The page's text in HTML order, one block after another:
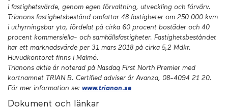
i fastighetsvärde, genom egen förvaltning, utveckling och förvärv.
Trianons fastighetsbestånd omfattar 48 fastigheter om 250 000 kvm
i uthyrningsbar yta, fördelat på cirka 60 procent bostäder och 40
procent kommersiella- och samhällsfastigheter. Fastighetsbeståndet
har ett marknadsvärde per 31 mars 2018 på cirka 5,2 Mdkr.
Huvudkontoret finns i Malmö.
Trianons aktie är noterad på Nasdaq First North Premier med
kortnamnet TRIAN B. Certified adviser är Avanza, 08-4094 21 20.
För mer information se: www.trianon.se
Dokument och länkar